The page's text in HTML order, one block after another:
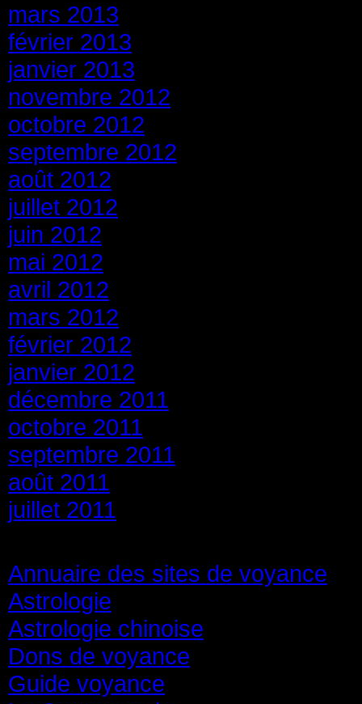
mars 2013
février 2013
janvier 2013
novembre 2012
octobre 2012
septembre 2012
août 2012
juillet 2012
juin 2012
mai 2012
avril 2012
mars 2012
février 2012
janvier 2012
décembre 2011
octobre 2011
septembre 2011
août 2011
juillet 2011
Annuaire des sites de voyance
Astrologie
Astrologie chinoise
Dons de voyance
Guide voyance